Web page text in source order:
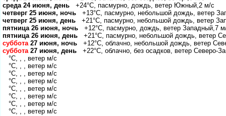
среда 24 июня, день +24°C, пасмурно, дождь, ветер Южный,2 м/с
четверг 25 июня, ночь +13°C, пасмурно, небольшой дождь, ветер
четверг 25 июня, день +21°C, пасмурно, небольшой дождь, ветер
пятница 26 июня, ночь +12°C, пасмурно, дождь, ветер Западный,7
пятница 26 июня, день +21°C, пасмурно, небольшой дождь, ветер
суббота27 июня, ночь +12°C, облачно, небольшой дождь, ветер
суббота27 июня, день +22°C, облачно, без осадков, ветер Северо-
°C, , , ветер м/с
°C, , , ветер м/с
°C, , , ветер м/с
°C, , , ветер м/с
°C, , , ветер м/с
°C, , , ветер м/с
°C, , , ветер м/с
°C, , , ветер м/с